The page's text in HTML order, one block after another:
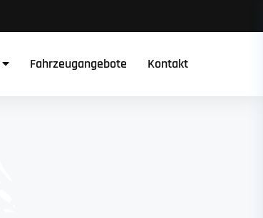
Fahrzeugangebote Kontakt